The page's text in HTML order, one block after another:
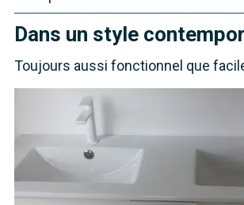
Dans un style
Toujours aussi fonctionnel que